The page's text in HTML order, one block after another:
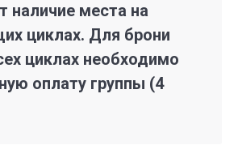
наличие места на
циклах. Для брони
циклах необходимо
оплату группы (4